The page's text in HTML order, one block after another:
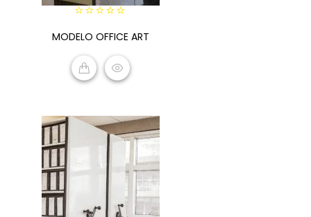
out
MODELO OFFICE ART